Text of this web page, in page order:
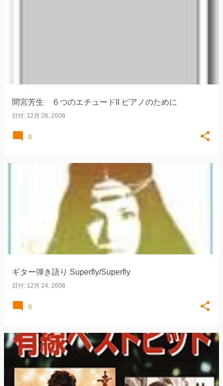
間宮芳生 ６つのエチュードII ピアノのために
日付: 12月 26, 2008
0
ギター弾き語り Superfly/Superfly
日付: 12月 24, 2008
0